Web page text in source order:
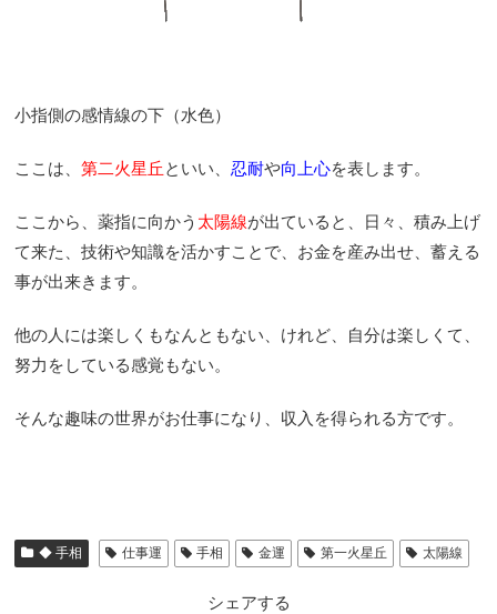
小指側の感情線の下（水色）
ここは、 第二火星丘といい、 忍耐や向上心を表します。
ここから、薬指に向かう 太陽線が出ていると、日々、積み上げ
て来た、技術や知識を活かすことで、お金を産み出せ、蓄える
事が出来きます。
他の人には楽しくもなんともない、けれど、自分は楽しくて、
努力をしている感覚もない。
そんな趣味の世界がお仕事になり、収入を得られる方です。
◆ 手相 仕事運 手相 金運 第一火星丘 太陽線
シェアする